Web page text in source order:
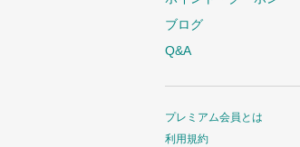
ブログ
Q&A
プレミアム会員とは
利用規約